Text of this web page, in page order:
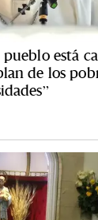
está
de los